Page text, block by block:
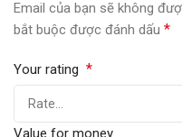
Email của bạn sẽ không
bắt buộc được đánh dấu *
Your rating *
Value for money